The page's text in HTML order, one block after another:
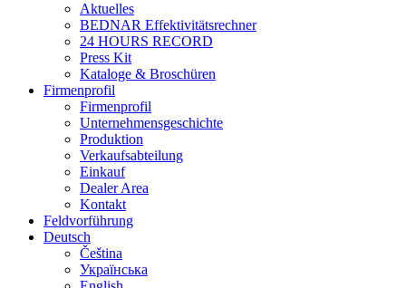
Aktuelles
BEDNAR Effektivitätsrechner
24 HOURS RECORD
Press Kit
Kataloge & Broschüren
Firmenprofil
Firmenprofil
Unternehmensgeschichte
Produktion
Verkaufsabteilung
Einkauf
Dealer Area
Kontakt
Feldvorführung
Deutsch
Čeština
Українська